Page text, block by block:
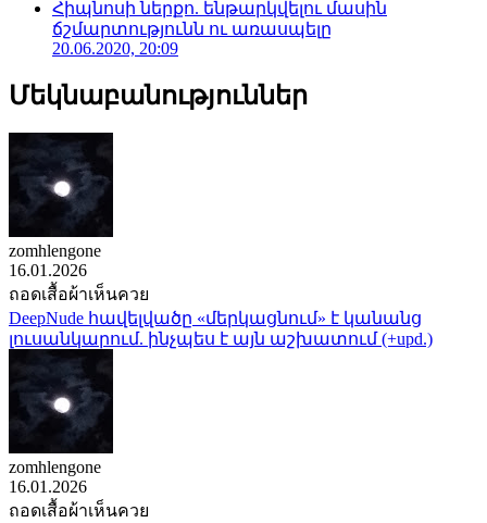
Հիպնոսի ներքո. ենթարկվելու մասին
ճշմարտությունն ու առասպելը
20.06.2020, 20:09
Մեկնաբանություններ
zomhlengone
16.01.2026
ถอดเสื้อผ้าเห็นควย
DeepNude հավելվածը «մերկացնում» է կանանց
լուսանկարում. ինչպես է այն աշխատում (+upd.)
zomhlengone
16.01.2026
ถอดเสื้อผ้าเห็นควย